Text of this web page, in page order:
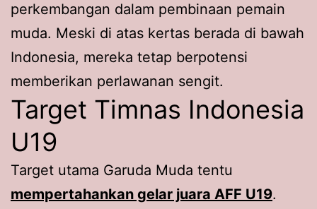
perkembangan dalam pembinaan pemain
muda. Meski di atas kertas berada di bawah
Indonesia, mereka tetap berpotensi
memberikan perlawanan sengit.
Target Timnas Indonesia
U19
Target utama Garuda Muda tentu
mempertahankan gelar juara AFF U19.